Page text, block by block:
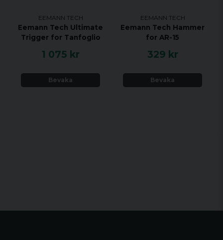
EEMANN TECH
Eemann Tech Ultimate
Trigger for Tanfoglio
1 075 kr
Bevaka
EEMANN TECH
Eemann Tech Hammer
for AR-15
329 kr
Bevaka